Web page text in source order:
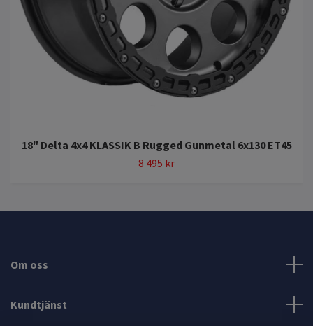
18" Delta 4x4 KLASSIK B Rugged Gunmetal 6x130 ET45
8 495 kr
Om oss
Kundtjänst